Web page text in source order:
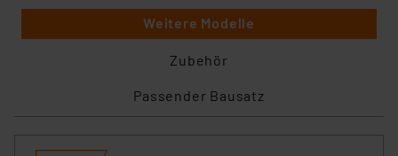
Weitere Modelle
Zubehör
Passender Bausatz